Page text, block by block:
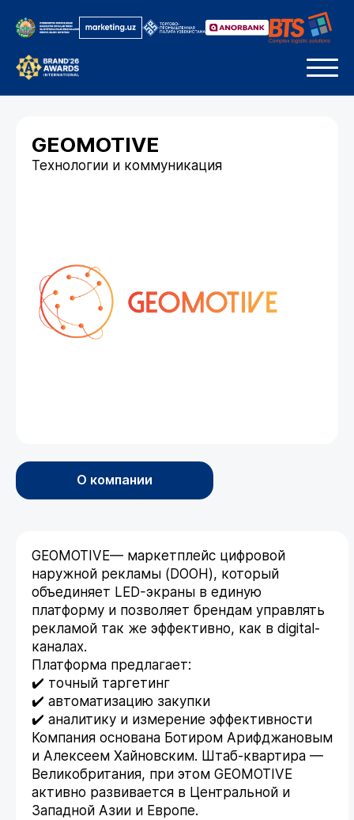
GEOMOTIVE
Технологии и коммуникация
О компании
GEOMOTIVE— маркетплейс цифровой
наружной рекламы (DOOH), который
объединяет LED-экраны в единую
платформу и позволяет брендам управлять
рекламой так же эффективно, как в digital-
каналах.
Платформа предлагает:
✔️ точный таргетинг
✔️ автоматизацию закупки
✔️ аналитику и измерение эффективности
Компания основана Ботиром Арифджановым
и Алексеем Хайновским. Штаб-квартира —
Великобритания, при этом GEOMOTIVE
активно развивается в Центральной и
Западной Азии и Европе.